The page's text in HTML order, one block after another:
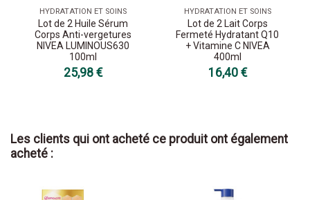
HYDRATATION ET SOINS
Lot de 2 Huile Sérum
Corps Anti-vergetures
NIVEA LUMINOUS630
100ml
25,98 €
HYDRATATION ET SOINS
Lot de 2 Lait Corps
Fermeté Hydratant Q10
+ Vitamine C NIVEA
400ml
16,40 €
Les clients qui ont acheté ce produit ont également
acheté :